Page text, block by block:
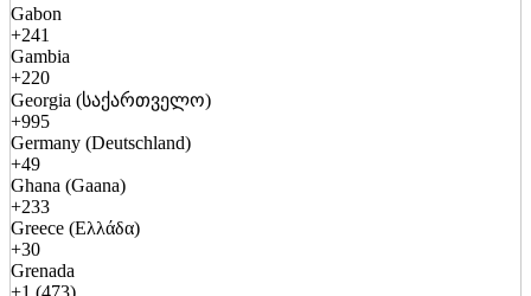
Gabon
+241
Gambia
+220
Georgia (საქართველო)
+995
Germany (Deutschland)
+49
Ghana (Gaana)
+233
Greece (Ελλάδα)
+30
Grenada